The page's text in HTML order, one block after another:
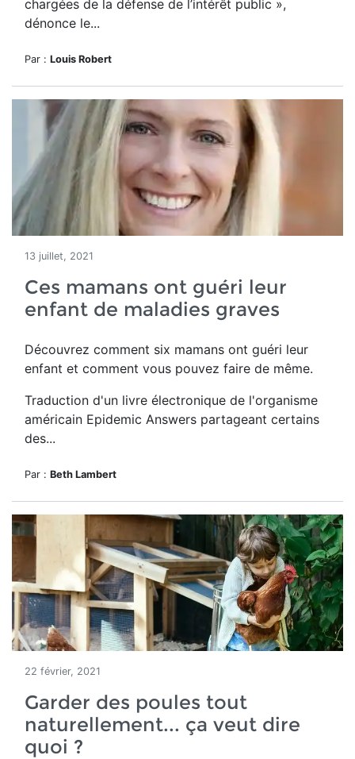
chargées de la défense de l’intérêt public »,
dénonce le...
Par : Louis Robert
13 juillet, 2021
Ces mamans ont guéri leur
enfant de maladies graves
Découvrez comment six mamans ont guéri leur
enfant et comment vous pouvez faire de même.
Traduction d'un livre électronique de l'organisme
américain Epidemic Answers partageant certains
des...
Par : Beth Lambert
22 février, 2021
Garder des poules tout
naturellement... ça veut dire
quoi ?